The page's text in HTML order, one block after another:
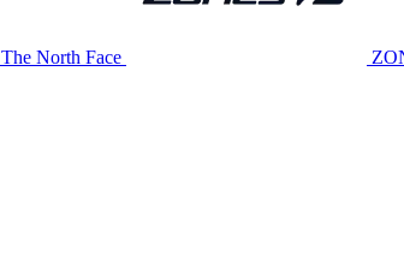
The North Face